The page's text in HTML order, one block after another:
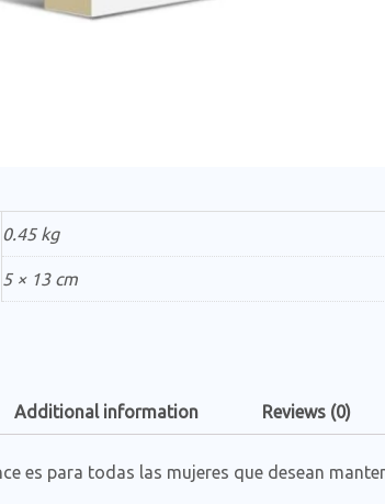
0.45 kg
5 × 13 cm
Additional information Reviews (0)
es para todas las mujeres que desean